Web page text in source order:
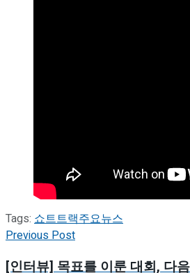
Tags: 쇼트트랙주요뉴스
Previous Post
[인터뷰] 목표를 이룬 대회, 다